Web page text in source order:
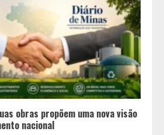
obras propõem uma nova visão
nacional
China já é o presente e empresas
que ignoram esse
movimento perdem competitividade
enchentes e tempestades,
para reconstrução de
negócios em Minas